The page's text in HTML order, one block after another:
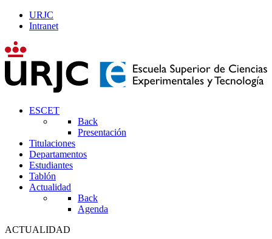
URJC
Intranet
ESCET
Back
Presentación
Titulaciones
Departamentos
Estudiantes
Tablón
Actualidad
Back
Agenda
ACTUALIDAD